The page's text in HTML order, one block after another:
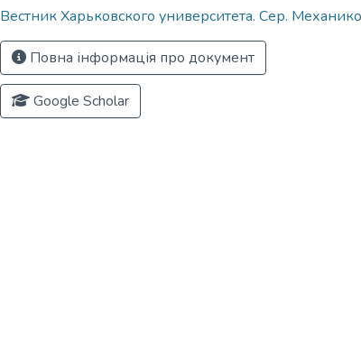
Вестник Харьковского университета. Сер.
Повна інформація про документ
Google Scholar